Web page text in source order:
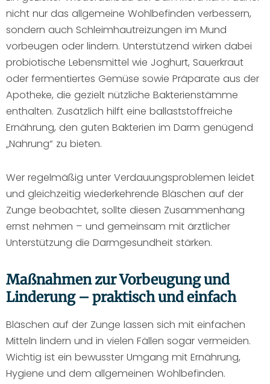
nicht nur das allgemeine Wohlbefinden verbessern,
sondern auch Schleimhautreizungen im Mund
vorbeugen oder lindern. Unterstützend wirken dabei
probiotische Lebensmittel wie Joghurt, Sauerkraut
oder fermentiertes Gemüse sowie Präparate aus der
Apotheke, die gezielt nützliche Bakterienstämme
enthalten. Zusätzlich hilft eine ballaststoffreiche
Ernährung, den guten Bakterien im Darm genügend
„Nahrung“ zu bieten.
Wer regelmäßig unter Verdauungsproblemen leidet
und gleichzeitig wiederkehrende Bläschen auf der
Zunge beobachtet, sollte diesen Zusammenhang
ernst nehmen – und gemeinsam mit ärztlicher
Unterstützung die Darmgesundheit stärken.
Maßnahmen zur Vorbeugung und
Linderung – praktisch und einfach
Bläschen auf der Zunge lassen sich mit einfachen
Mitteln lindern und in vielen Fällen sogar vermeiden.
Wichtig ist ein bewusster Umgang mit Ernährung,
Hygiene und dem allgemeinen Wohlbefinden.